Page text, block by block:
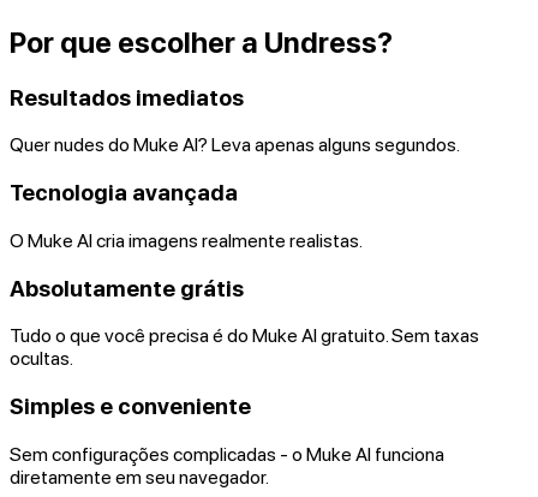
Por que escolher a Undress?
Resultados imediatos
Quer nudes do Muke AI? Leva apenas alguns segundos.
Tecnologia avançada
O Muke AI cria imagens realmente realistas.
Absolutamente grátis
Tudo o que você precisa é do Muke AI gratuito. Sem taxas
ocultas.
Simples e conveniente
Sem configurações complicadas - o Muke AI funciona
diretamente em seu navegador.